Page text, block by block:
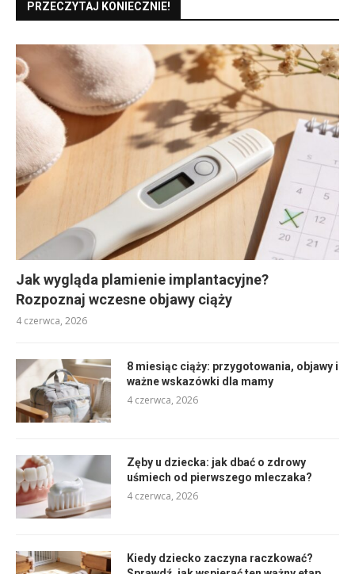
PRZECZYTAJ KONIECZNIE!
Jak wygląda plamienie implantacyjne?
Rozpoznaj wczesne objawy ciąży
4 czerwca, 2026
8 miesiąc ciąży: przygotowania, objawy i
ważne wskazówki dla mamy
4 czerwca, 2026
Zęby u dziecka: jak dbać o zdrowy
uśmiech od pierwszego mleczaka?
4 czerwca, 2026
Kiedy dziecko zaczyna raczkować?